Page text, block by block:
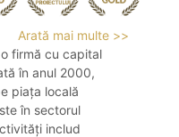
Arată mai multe >>
firmă cu capital
în anul 2000,
piața locală
în sectorul
includ